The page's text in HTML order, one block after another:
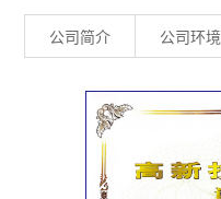
公司简介 公司环境